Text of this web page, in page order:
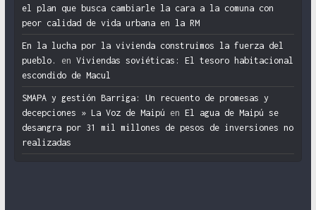
el plan que busca cambiarle la cara a la comuna con
peor calidad de vida urbana en la RM
En la lucha por la vivienda construimos la fuerza del
pueblo.
en Viviendas soviéticas: El tesoro habitacional
escondido de Macul
SMAPA y gestión Barriga: Un recuento de promesas y
decepciones » La Voz de Maipú en El agua de Maipú se
desangra por 31 mil millones de pesos de inversiones no
realizadas